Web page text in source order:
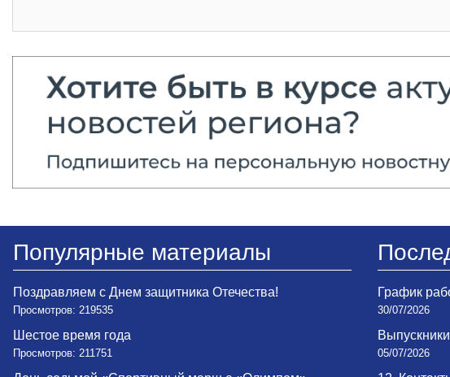
Популярные материалы
Поздравляем с Днем защитника Отечества!
Просмотров: 219535
Шестое время года
Просмотров: 211751
График
30/07/2026
05/07/2026